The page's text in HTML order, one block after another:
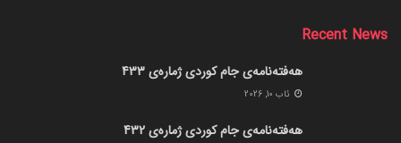
Recent News
هەفتەنامەی جام کوردی ژمارەی 433
ئاب 10, 2026
هەفتەنامەی جام کوردی ژمارەی 432